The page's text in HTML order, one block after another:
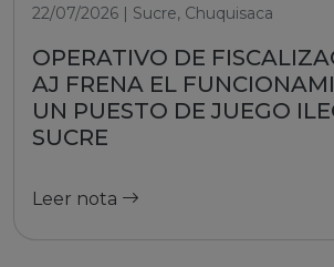
22/07/2026 | Sucre, Chuquisaca
OPERATIVO DE
AJ FRENA EL
UN PUESTO DE JUEGO
SUCRE
Leer nota